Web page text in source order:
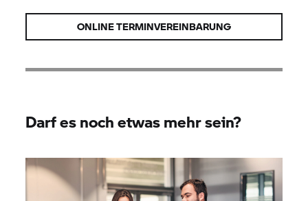
ONLINE TERMINVEREINBARUNG
Darf es noch etwas mehr sein?